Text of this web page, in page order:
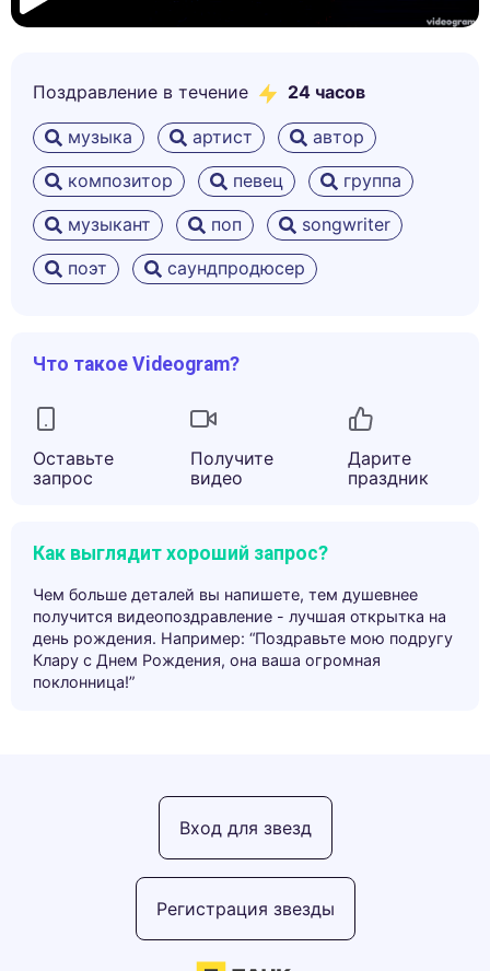
Поздравление в течение 24 часов
музыка артист
автор
композитор
певец
группа
музыкант
поп
songwriter
поэт
саундпродюсер
Что такое Videogram?
Оставьте
запрос
Получите
видео
Дарите
праздник
Как выглядит хороший запрос?
Чем больше деталей вы напишете, тем душевнее
получится видеопоздравление - лучшая открытка на
день рождения. Например: “Поздравьте мою подругу
Клару с Днем Рождения, она ваша огромная
поклонница!”
Регистрация звезды
Вход для звезд